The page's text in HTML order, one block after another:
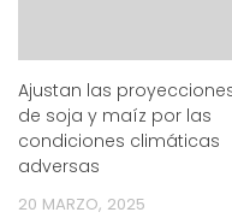
Ajustan las
de soja y maíz por las
condiciones climáticas
adversas
20 MARZO, 2025